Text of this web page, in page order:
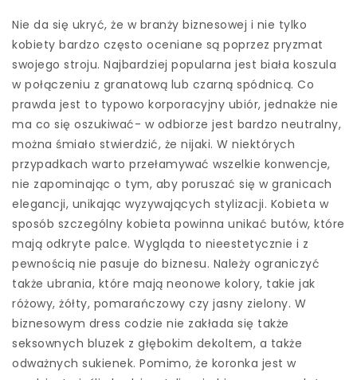
Nie da się ukryć, że w branży biznesowej i nie tylko
kobiety bardzo często oceniane są poprzez pryzmat
swojego stroju. Najbardziej popularna jest biała koszula
w połączeniu z granatową lub czarną spódnicą. Co
prawda jest to typowo korporacyjny ubiór, jednakże nie
ma co się oszukiwać- w odbiorze jest bardzo neutralny,
można śmiało stwierdzić, że nijaki. W niektórych
przypadkach warto przełamywać wszelkie konwencje,
nie zapominając o tym, aby poruszać się w granicach
elegancji, unikając wyzywających stylizacji. Kobieta w
sposób szczególny kobieta powinna unikać butów, które
mają odkryte palce. Wygląda to nieestetycznie i z
pewnością nie pasuje do biznesu. Należy ograniczyć
także ubrania, które mają neonowe kolory, takie jak
różowy, żółty, pomarańczowy czy jasny zielony. W
biznesowym dress codzie nie zakłada się także
seksownych bluzek z głębokim dekoltem, a także
odważnych sukienek. Pomimo, że koronka jest w